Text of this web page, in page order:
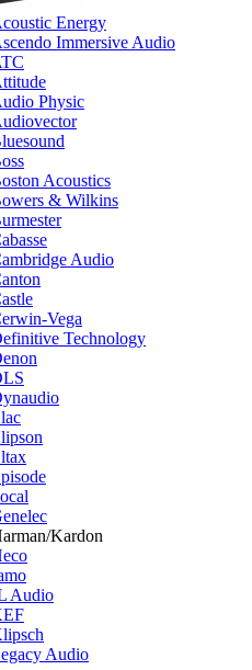
Energy
Immersive Audio
Physic
Acoustics
& Wilkins
Audio
Vega
Technology
Kardon
Audio
Audio